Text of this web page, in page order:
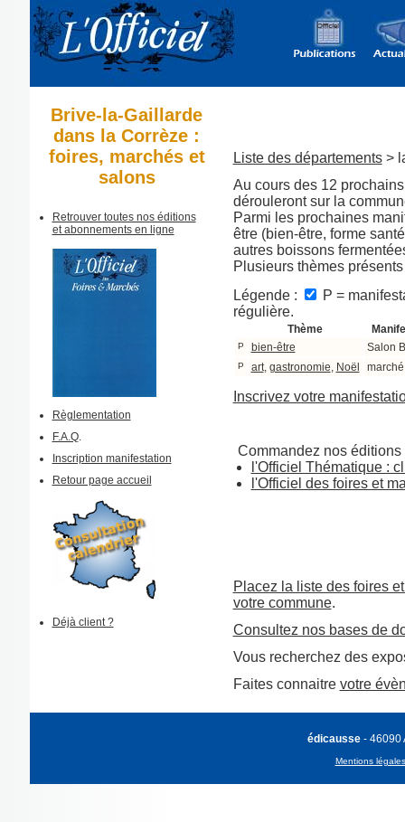
Brive-la-Gaillarde
dans la Corrèze :
foires, marchés et
salons
Retrouver toutes nos éditions
et abonnements en ligne
Règlementation
F.A.Q.
Inscription manifestation
Retour page accueil
Déjà client ?
Liste des départements>
Au cours des 12
dérouleront sur la
Parmi les prochaines
être (bien-être, forme
autres boissons
Plusieurs thèmes
Légende :
P =
régulière.
Thème
P bien-être Salon
P art, gastronomie, Noël
Inscrivez votre
Commandez nos éditions
l'Officiel Thématique :
l'Officiel des foires et
Placez la liste des foires
votre commune.
Consultez nos bases de
Vous recherchez des
Faites connaitre votre
édicausse - 46090
Mentions légales